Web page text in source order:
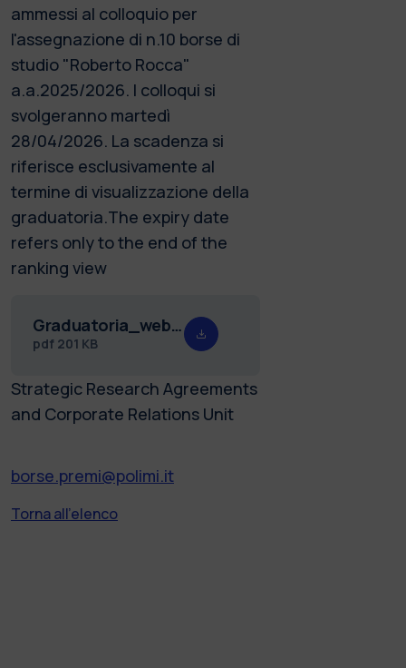
ammessi al colloquio per
l'assegnazione di n.10 borse di
studio "Roberto Rocca"
a.a.2025/2026. I colloqui si
svolgeranno martedì
28/04/2026. La scadenza si
riferisce esclusivamente al
termine di visualizzazione della
graduatoria.The expiry date
refers only to the end of the
ranking view
Graduatoria_web_ammessi_al_colloquio_borse_Rocca_25.26.pdf
pdf 201 KB
Strategic Research Agreements
and Corporate Relations Unit
borse.premi@polimi.it
Torna all'elenco